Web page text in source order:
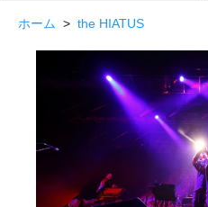
ホーム > the HIATUS